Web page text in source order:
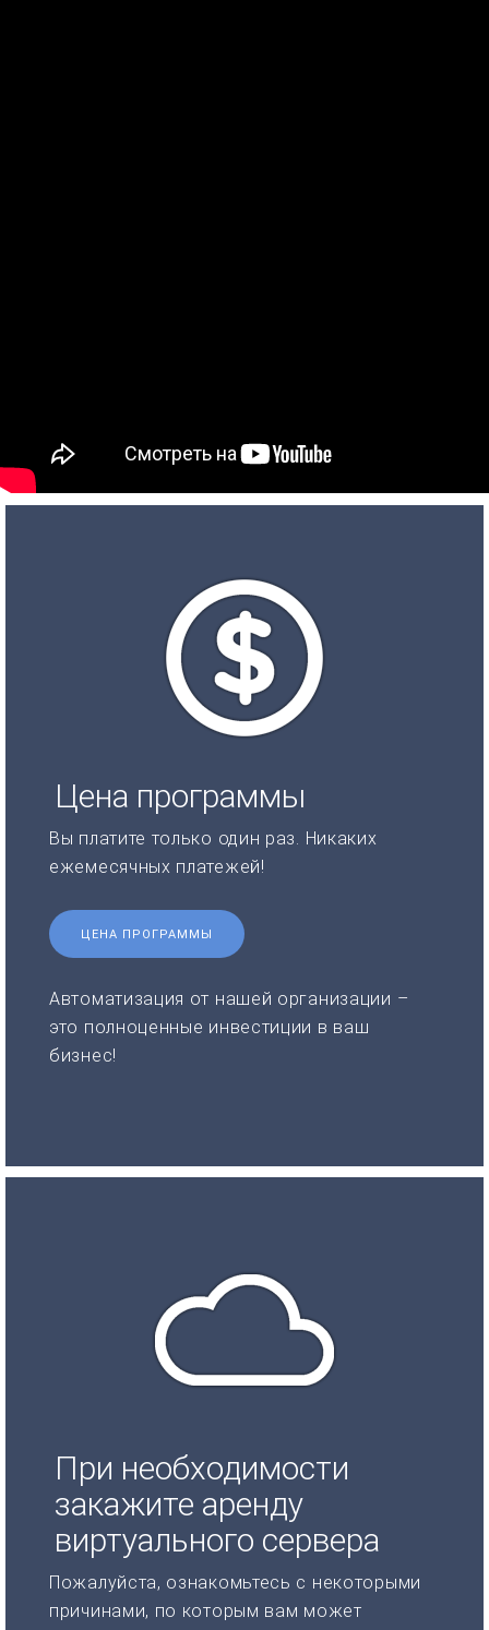
Цена программы
Вы платите только один раз. Никаких
ежемесячных платежей!
ЦЕНА ПРОГРАММЫ
Автоматизация от нашей организации –
это полноценные инвестиции в ваш
бизнес!
При необходимости
закажите аренду
виртуального сервера
Пожалуйста, ознакомьтесь с некоторыми
причинами, по которым вам может